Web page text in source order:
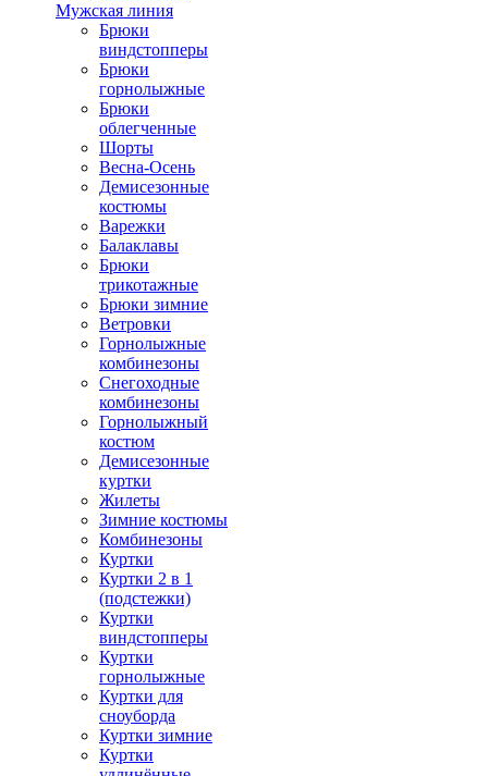
Мужская линия
Брюки
виндстопперы
Брюки
горнолыжные
Брюки
облегченные
Шорты
Весна-Осень
Демисезонные
костюмы
Варежки
Балаклавы
Брюки
трикотажные
Брюки зимние
Ветровки
Горнолыжные
комбинезоны
Снегоходные
комбинезоны
Горнолыжный
костюм
Демисезонные
куртки
Жилеты
Зимние костюмы
Комбинезоны
Куртки
Куртки 2 в 1
(подстежки)
Куртки
виндстопперы
Куртки
горнолыжные
Куртки для
сноуборда
Куртки зимние
Куртки